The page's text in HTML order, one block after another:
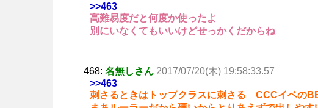
>>463
高難易度だと何度か使ったよ
別にいなくてもいいけどせっかくだからね
468: 名無しさん 2017/07/20(木) 19:58:33.57
>>463
刺さるときはトップクラスに刺さる CCCイベの